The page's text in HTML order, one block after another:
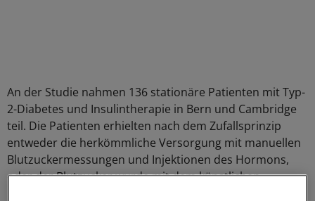
An der Studie nahmen 136 stationäre Patienten mit Typ-
2-Diabetes und Insulintherapie in Bern und Cambridge
teil. Die Patienten erhielten nach dem Zufallsprinzip
entweder die herkömmliche Versorgung mit manuellen
Blutzuckermessungen und Injektionen des Hormons,
oder der Blutzucker wurde mit dem künstlichen